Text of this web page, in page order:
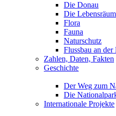
Die Donau
Die
Flora
Fauna
Naturschutz
Flussbau an der
Zahlen, Daten, Fakten
Geschichte
Der Weg zum
Die
Internationale Projekte